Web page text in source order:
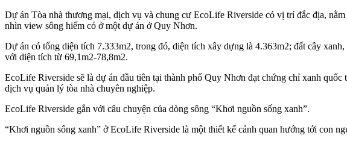
Dự án Tòa nhà thương mại, dịch vụ và chung cư EcoLife Riverside có vị trí đắc địa,
nhìn view sông hiếm có ở một dự án ở Quy Nhơn.
Dự án có tổng diện tích 7.333m2, trong đó, diện tích xây dựng là 4.363m2; đất cây
với diện tích từ 69,1m2-78,8m2.
EcoLife Riverside sẽ là dự án đầu tiên tại thành phố Quy Nhơn đạt chứng chỉ xanh
dịch vụ quản lý tòa nhà chuyên nghiệp.
EcoLife Riverside gắn với câu chuyện của dòng sông “Khơi nguồn sống xanh”.
“Khơi nguồn sống xanh” ở EcoLife Riverside là một thiết kế cảnh quan hướng tới con